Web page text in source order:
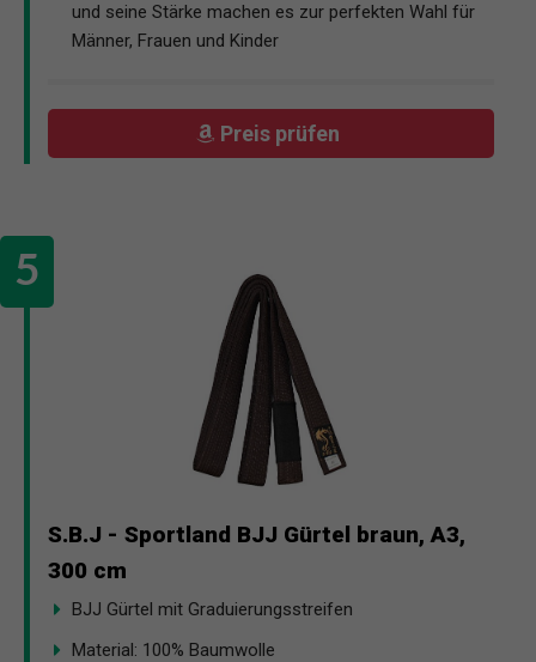
und seine Stärke machen es zur perfekten Wahl für
Männer, Frauen und Kinder
Preis prüfen
S.B.J - Sportland BJJ Gürtel braun, A3,
300 cm
BJJ Gürtel mit Graduierungsstreifen
Material: 100% Baumwolle